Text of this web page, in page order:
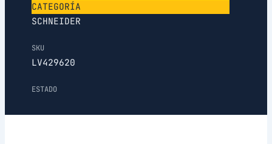
CATEGORÍA
SCHNEIDER
SKU
LV429620
ESTADO